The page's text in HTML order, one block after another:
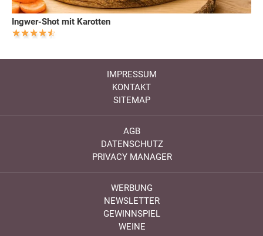
Ingwer-Shot mit Karotten
IMPRESSUM
KONTAKT
SITEMAP
AGB
DATENSCHUTZ
PRIVACY MANAGER
WERBUNG
NEWSLETTER
GEWINNSPIEL
WEINE